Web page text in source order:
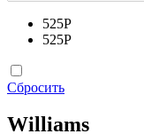
525Р
525Р
Сбросить
Williams